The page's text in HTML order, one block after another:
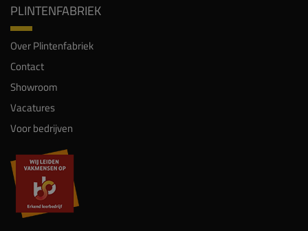
PLINTENFABRIEK
Over Plintenfabriek
Contact
Showroom
Vacatures
Voor bedrijven